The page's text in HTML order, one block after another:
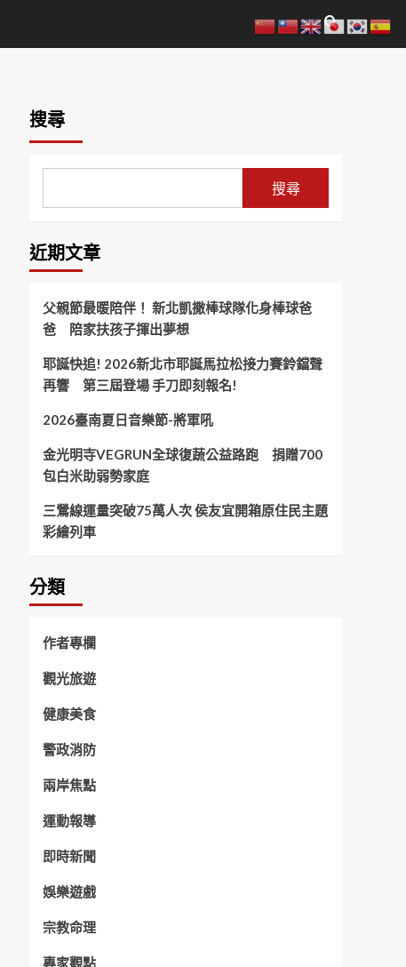
搜尋
搜尋
近期文章
父親節最暖陪伴！ 新北凱撒棒球隊化身棒球爸
爸 陪家扶孩子揮出夢想
耶誕快追! 2026新北市耶誕馬拉松接力賽鈴鐺聲
再響 第三屆登場 手刀即刻報名!
2026臺南夏日音樂節-將軍吼
金光明寺VEGRUN全球復蔬公益路跑 捐贈700
包白米助弱勢家庭
三鶯線運量突破75萬人次 侯友宜開箱原住民主題
彩繪列車
分類
作者專欄
觀光旅遊
健康美食
警政消防
兩岸焦點
運動報導
即時新聞
娛樂遊戲
宗教命理
專家觀點